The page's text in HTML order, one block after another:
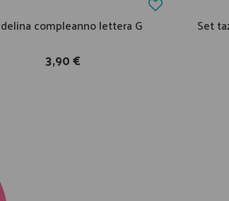
compleanno lettera G
3,90 €
Set